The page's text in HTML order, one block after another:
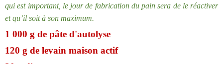
qui est important, le jour de fabrication du pain sera de le réactiver
et qu’il soit à son maximum.
1 000 g de pâte d'autolyse
120 g de levain maison actif